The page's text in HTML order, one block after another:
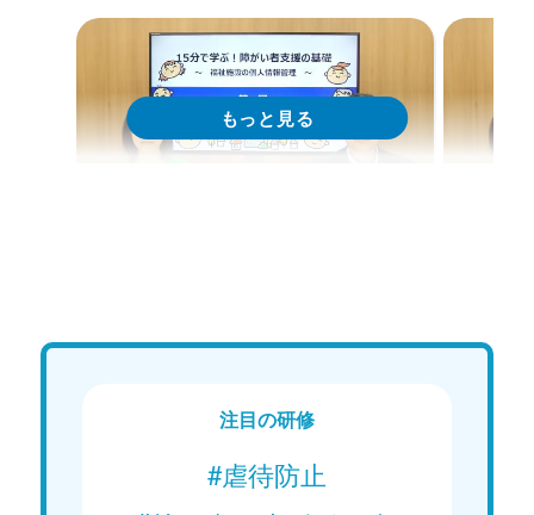
Web講義を視聴する
とし穴
注目の研修
#虐待防止